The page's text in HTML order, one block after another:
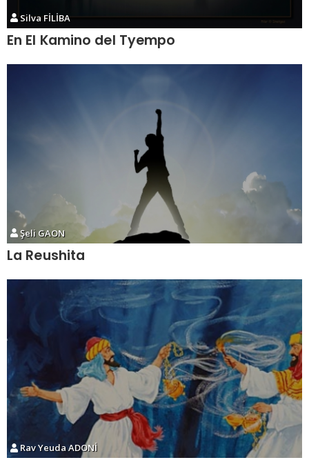
Silva FİLİBA
En El Kamino del Tyempo
Şeli GAON
La Reushita
Rav Yeuda ADONİ